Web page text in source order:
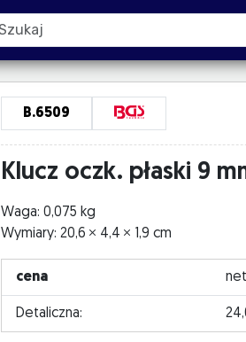
B.6509
Klucz oczk. płaski 9
Waga: 0,075 kg
Wymiary: 20,6
4,4 1,9 cm
cena
Detaliczna: